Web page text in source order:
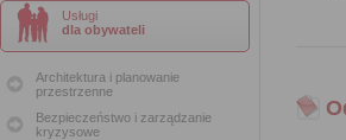
Usługi
dla obywateli
Architektura i planowanie
przestrzenne
Bezpieczeństwo i zarządzanie
kryzysowe